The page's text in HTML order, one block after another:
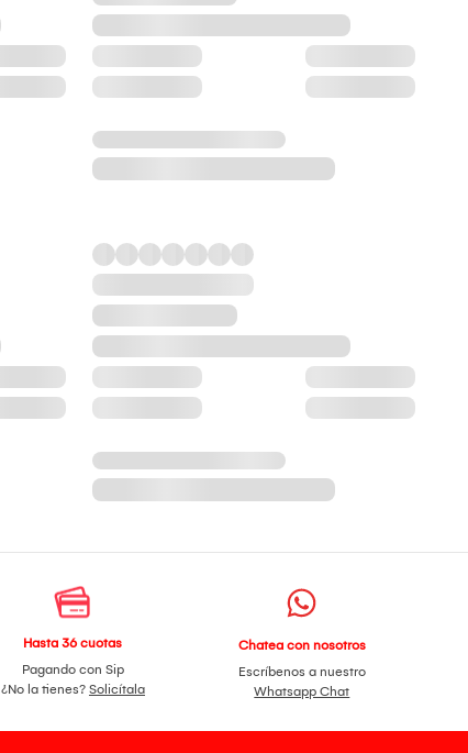
Hasta 36 cuotas
Pagando con Sip
¿No la tienes? Solicítala
Chatea con nosotros
Escríbenos a nuestro
Whatsapp Chat